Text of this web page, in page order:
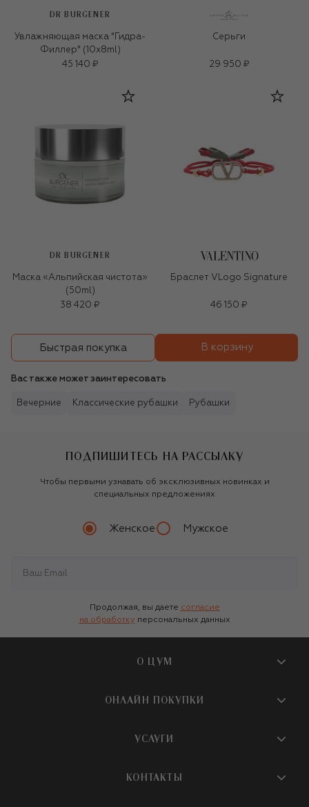
DR BURGENER
Увлажняющая маска "Гидра-
Филлер" (10x8ml)
45 140 ₽
Серьги
29 950 ₽
DR BURGENER
Маска «Альпийская чистота»
(50ml)
38 420 ₽
Браслет VLogo Signature
46 150 ₽
Быстрая покупка В корзину
Вас также может заинтересовать
Вечерние Классические рубашки Рубашки
ПОДПИШИТЕСЬ НА РАССЫЛКУ
Чтобы первыми узнавать об эксклюзивных новинках и
специальных предложениях
Женское Мужское
Продолжая, вы даете согласие
на обработку персональных данных
О ЦУМ
О магазине
Бутики и ПВЗ ЦУМ
ОНЛАЙН ПОКУПКИ
Доставка
УСЛУГИ
КОНТАКТЫ